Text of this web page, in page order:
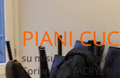
PIANI
su misura con
Corian® BETACRYL®